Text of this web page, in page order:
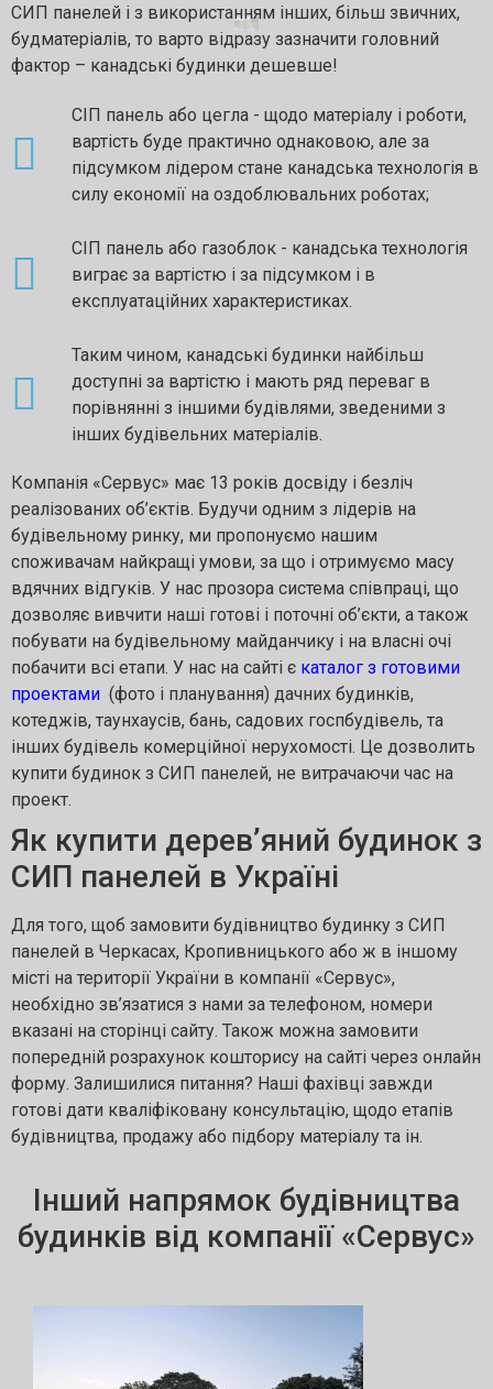
СИП панелей і з використанням інших, більш звичних,
будматеріалів, то варто відразу зазначити головний
фактор – канадські будинки дешевше!
СІП панель або цегла - щодо матеріалу і роботи,
вартість буде практично однаковою, але за
підсумком лідером стане канадська технологія в
силу економії на оздоблювальних роботах;
СІП панель або газоблок - канадська технологія
виграє за вартістю і за підсумком і в
експлуатаційних характеристиках.
Таким чином, канадські будинки найбільш
доступні за вартістю і мають ряд переваг в
порівнянні з іншими будівлями, зведеними з
інших будівельних матеріалів.
Компанія «Сервус» має 13 років досвіду і безліч
реалізованих об’єктів. Будучи одним з лідерів на
будівельному ринку, ми пропонуємо нашим
споживачам найкращі умови, за що і отримуємо масу
вдячних відгуків. У нас прозора система співпраці, що
дозволяє вивчити наші готові і поточні об’єкти, а також
побувати на будівельному майданчику і на власні очі
побачити всі етапи. У нас на сайті є каталог з готовими
проектами (фото і планування) дачних будинків,
котеджів, таунхаусів, бань, садових госпбудівель, та
інших будівель комерційної нерухомості. Це дозволить
купити будинок з СИП панелей, не витрачаючи час на
проект.
Як купити дерев’яний будинок з
СИП панелей в Україні
Для того, щоб замовити будівництво будинку з СИП
панелей в Черкасах, Кропивницького або ж в іншому
місті на території України в компанії «Сервус»,
необхідно зв’язатися з нами за телефоном, номери
вказані на сторінці сайту. Також можна замовити
попередній розрахунок кошторису на сайті через онлайн
форму. Залишилися питання? Наші фахівці завжди
готові дати кваліфіковану консультацію, щодо етапів
будівництва, продажу або підбору матеріалу та ін.
Інший напрямок будівництва
будинків від компанії «Сервус»